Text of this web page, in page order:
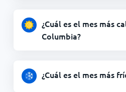
¿Cuál es el mes más
Columbia?
¿Cuál es el mes más